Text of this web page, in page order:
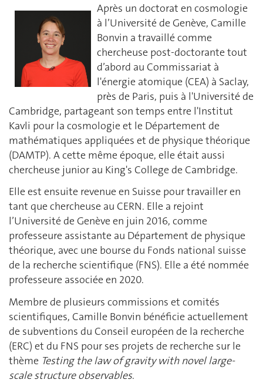
Après un doctorat en cosmologie
à l’Université de Genève, Camille
Bonvin a travaillé comme
chercheuse post-doctorante tout
d’abord au Commissariat à
l'énergie atomique (CEA) à Saclay,
près de Paris, puis à l'Université de
Cambridge, partageant son temps entre l'Institut
Kavli pour la cosmologie et le Département de
mathématiques appliquées et de physique théorique
(DAMTP). A cette même époque, elle était aussi
chercheuse junior au King's College de Cambridge.
Elle est ensuite revenue en Suisse pour travailler en
tant que chercheuse au CERN. Elle a rejoint
l’Université de Genève en juin 2016, comme
professeure assistante au Département de physique
théorique, avec une bourse du Fonds national suisse
de la recherche scientifique (FNS). Elle a été nommée
professeure associée en 2020.
Membre de plusieurs commissions et comités
scientifiques, Camille Bonvin bénéficie actuellement
de subventions du Conseil européen de la recherche
(ERC) et du FNS pour ses projets de recherche sur le
thème Testing the law of gravity with novel large-
scale structure observables.